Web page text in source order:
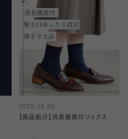
2025.08.30
【商品紹介】消臭機能付ソックス